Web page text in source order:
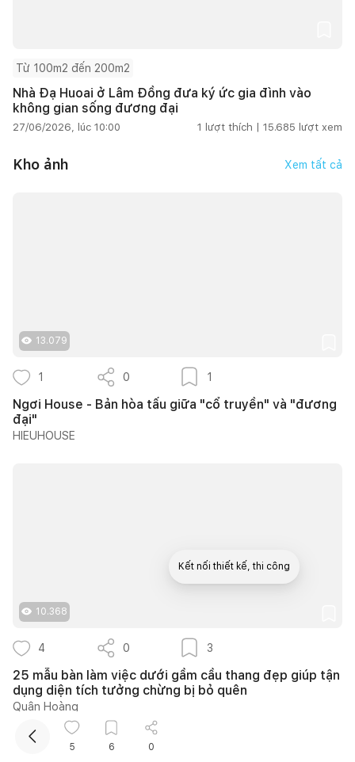
Từ 100m2 đến 200m2
Nhà Đạ Huoai ở Lâm Đồng đưa ký ức gia đình vào
không gian sống đương đại
27/06/2026, lúc 10:00 1 lượt thích | 15.685 lượt xem
Kho ảnh Xem tất cả
13.079
1 0 1
Ngơi House - Bản hòa tấu giữa "cổ truyền" và "đương
đại"
HIEUHOUSE
10.368
4 0 3
25 mẫu bàn làm việc dưới gầm cầu thang đẹp giúp tận
dụng diện tích tưởng chừng bị bỏ quên
Quân Hoàng
5 6 0
Kết nối thiết kế, thi công